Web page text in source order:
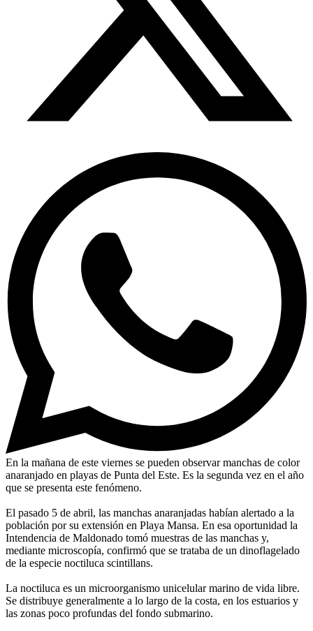
En la mañana de este viernes se pueden observar manchas de color
anaranjado en playas de Punta del Este. Es la segunda vez en el año
que se presenta este fenómeno.
El pasado 5 de abril, las manchas anaranjadas habían alertado a la
población por su extensión en Playa Mansa. En esa oportunidad la
Intendencia de Maldonado tomó muestras de las manchas y,
mediante microscopía, confirmó que se trataba de un dinoflagelado
de la especie noctiluca scintillans.
La noctiluca es un microorganismo unicelular marino de vida libre.
Se distribuye generalmente a lo largo de la costa, en los estuarios y
las zonas poco profundas del fondo submarino.